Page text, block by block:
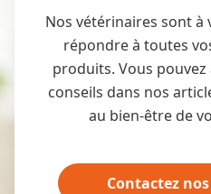
Nos vétérinaires sont
répondre à toutes
produits. Vous
conseils dans nos
au bien-être de
Contactez